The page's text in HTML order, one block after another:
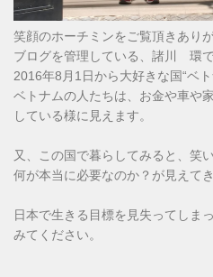
笑顔のホーチミンをご覧頂きあり
ブログを管理している、諸川 環で
2016年8月1日から大好きな国“ベト
ベトナムの人たちは、お金や車や
している様に見えます。
又、この国で暮らしてみると、笑
何が本当に必要なのか？が見えてき
日本で生きる目標を見失ってしま
みてください。